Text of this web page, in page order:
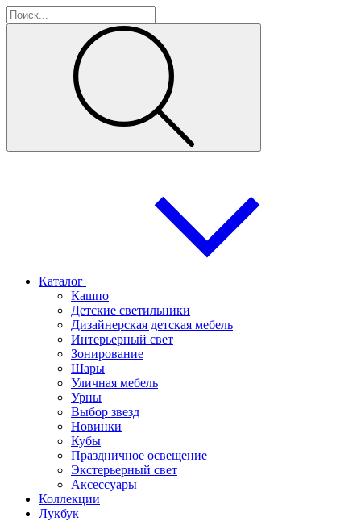
Каталог
Кашпо
Детские светильники
Дизайнерская детская мебель
Интерьерный свет
Зонирование
Шары
Уличная мебель
Урны
Выбор звезд
Новинки
Кубы
Праздничное освещение
Экстерьерный свет
Аксессуары
Коллекции
Лукбук